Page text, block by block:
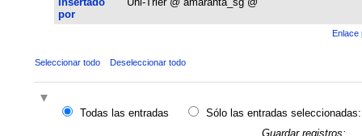
por
Enlace
Seleccionar todo Deseleccionar todo
Todas las entradas
Sólo las entradas seleccionadas:
Guardar registros: